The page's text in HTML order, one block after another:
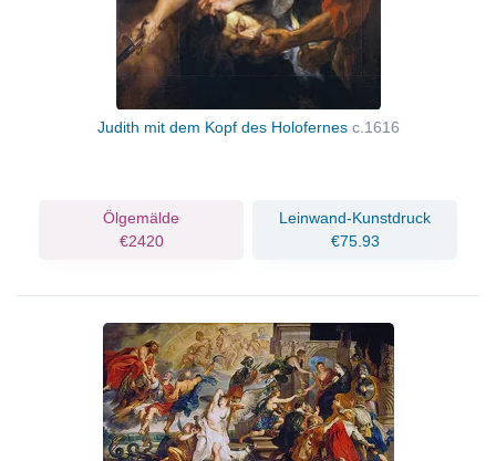
Judith mit dem Kopf des Holofernes c.1616
Ölgemälde
€2420
Leinwand-Kunstdruck
€75.93